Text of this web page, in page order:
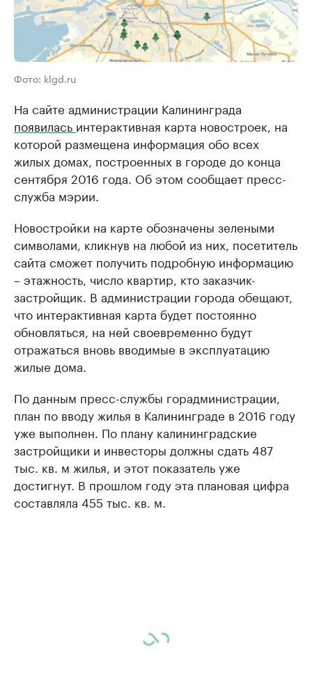
Фото: klgd.ru
На сайте администрации Калининграда
появилась интерактивная карта новостроек, на
которой размещена информация обо всех
жилых домах, построенных в городе до конца
сентября 2016 года. Об этом сообщает пресс-
служба мэрии.
Новостройки на карте обозначены зелеными
символами, кликнув на любой из них, посетитель
сайта сможет получить подробную информацию
– этажность, число квартир, кто заказчик-
застройщик. В администрации города обещают,
что интерактивная карта будет постоянно
обновляться, на ней своевременно будут
отражаться вновь вводимые в эксплуатацию
жилые дома.
По данным пресс-службы горадминистрации,
план по вводу жилья в Калининграде в 2016 году
уже выполнен. По плану калининградские
застройщики и инвесторы должны сдать 487
тыс. кв. м жилья, и этот показатель уже
достигнут. В прошлом году эта плановая цифра
составляла 455 тыс. кв. м.